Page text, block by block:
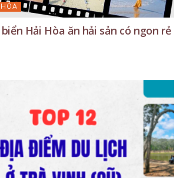
Hải Hòa ăn hải sản có ngon rẻ